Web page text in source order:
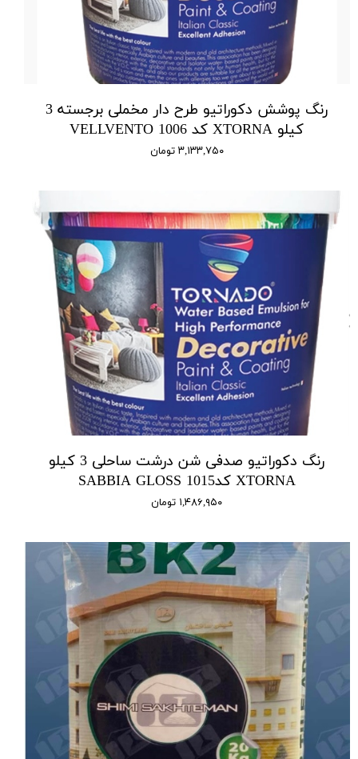
رنگ پوشش دکوراتیو طرح دار مخملی برجسته 3
کیلو XTORNA کد 1006 VELLVENTO
۳,۱۳۳,۷۵۰ تومان
رنگ دکوراتیو صدفی شن درشت ساحلی 3 کیلو
XTORNA کد1015 SABBIA GLOSS
۱,۴۸۶,۹۵۰ تومان